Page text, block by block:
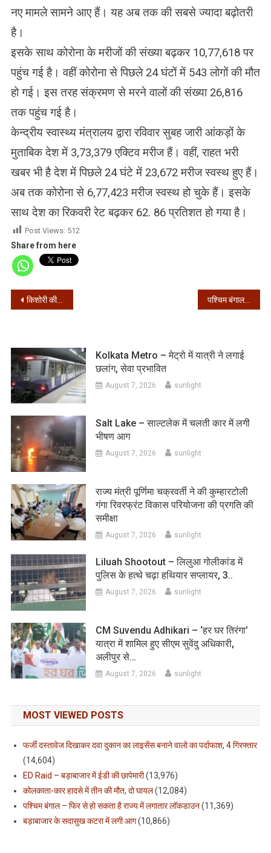
नए मामले सामने आए हैं। यह अब तक की सबसे ज्यादा बढ़ोतरी
है।
इसके साथ कोरोना के मरीजों की संख्या बढ़कर 10,77,618 पर
पहुंच गई है। वहीं कोरोना से पिछले 24 घंटों में 543 लोगों की मौत
हो गई। इस तरह संक्रमण से मरने वालों की संख्या 26,816
तक पहुंच गई है।
केन्द्रीय स्वास्थ्य मंत्रालय द्वारा रविवार सुबह जारी आंकड़ों के
मुताबिक देश में 3,73,379 एक्टिव मरीज हैं। वहीं, राहत भरी
खबर भी है देश में पिछले 24 घंटे में 23,672 मरीज स्वस्थ हुए हैं।
अब तक कोरोना से 6,77,423 मरीज स्वस्थ हो चुके हैं। इसके
साथ देश का रिकवरी रेट बढ़कर 62. 86 प्रतिशत हो गया है।
Post Views: 512
Share from here
Post
किशोरी की मौत के बाद रणक्षेत्र बना चोपड़ा पश्चिम बंगाल में भारी बारिश के आसार
Kolkata Metro – मेट्रो में यात्री ने लगाई
छलांग, सेवा प्रभावित
August 7, 2026 sunlight
Salt Lake – साल्टलेक में चलती कार में लगी
भीषण आग
August 7, 2026 sunlight
राज्य मंत्री पूर्णिमा चक्रवर्ती ने की कुम्हारटोली
गंगा रिवरफ्रंट विकास परियोजना की प्रगति की
समीक्षा
August 7, 2026 sunlight
Liluah Shootout – लिलुआ गोलीकांड में
पुलिस के हत्थे चढ़ा हथियार सप्लायर, 3..
August 7, 2026 sunlight
CM Suvendu Adhikari – ‘हर घर तिरंगा’
यात्रा में शामिल हुए सीएम सुवेंदु अधिकारी,
अलीपुर से…
August 7, 2026 sunlight
MOST VIEWED POSTS
फर्जी दस्तावेज दिखाकर दवा दुकान का लाइसेंस बनाने वालो का पर्दाफाश, 4 गिरफ्तार
(14,604)
ED Raid – बड़ाबाजार में ईडी की छापेमारी(13,976)
कोलकाता-कार हादसे में तीन की मौत, दो घायल(12,084)
पश्चिम बंगाल – फिर से हो सकता है राज्य में लगातार लॉकडाउन(11,369)
बड़ाबाजार के सदासुख कटरा में लगी आग(10,866)